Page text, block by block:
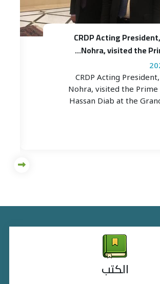
CRDP Acting
Nohra, visited the
CRDP Acting
Nohra, visited the
Hassan Diab at the
الكتب